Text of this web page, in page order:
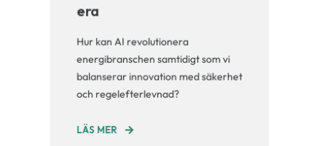
era
Hur kan AI revolutionera
energibranschen samtidigt som vi
balanserar innovation med säkerhet
och regelefterlevnad?
LÄS MER